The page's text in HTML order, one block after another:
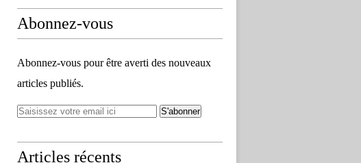
Abonnez-vous
Abonnez-vous pour être averti des nouveaux
articles publiés.
Articles récents